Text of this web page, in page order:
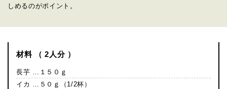
しめるのがポイント。
材料 （ 2人分 ）
長芋 …１５０ｇ
イカ …５０ｇ（1/2杯）